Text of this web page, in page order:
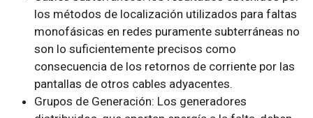
los métodos de localización utilizados para faltas
monofásicas en redes puramente subterráneas no
son lo suficientemente precisos como
consecuencia de los retornos de corriente por las
pantallas de otros cables adyacentes.
Grupos de Generación: Los generadores